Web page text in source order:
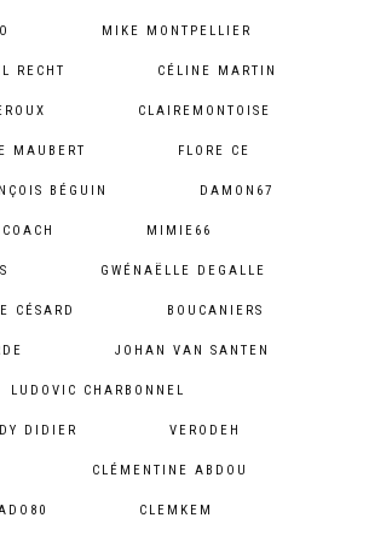
MIKE MONTPELLIER
RECHT CÉLINE MARTIN
CLAIREMONTOISE
MAUBERT FLORE CE
BÉGUIN DAMON67
MIMIE66
GWÉNAËLLE DEGALLE
CÉSARD BOUCANIERS
JOHAN VAN SANTEN
LUDOVIC CHARBONNEL
DIDIER VERODEH
CLÉMENTINE ABDOU
CLEMKEM